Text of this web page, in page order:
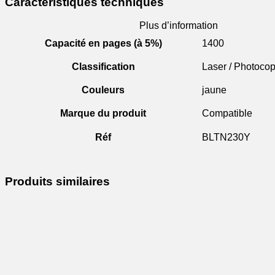
Plus d’information
Capacité en pages (à 5%)
1400
Classification Laser /
Couleurs jaune
Marque du produit Compatible
Réf BLTN230Y
Produits similaires